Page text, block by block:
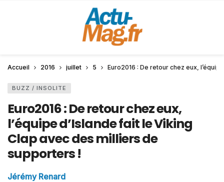
Accueil 2016 juillet 5 Euro2016 : De retour chez eux,
BUZZ / INSOLITE
Euro2016 : De retour chez eux,
l’équipe d’Islande fait le Viking
Clap avec des milliers de
supporters !
Jérémy Renard